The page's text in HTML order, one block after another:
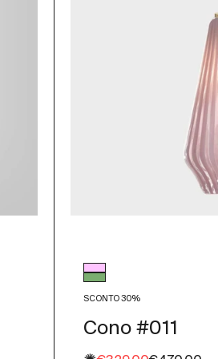
Colore vetro
Rosa
Verde
SCONTO 30%
Cono #011